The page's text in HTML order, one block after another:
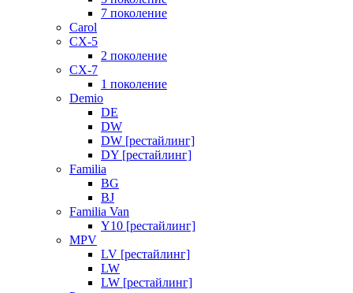
7 поколение
Carol
CX-5
2 поколение
CX-7
1 поколение
Demio
DE
DW
DW [рестайлинг]
DY [рестайлинг]
Familia
BG
BJ
Familia Van
Y10 [рестайлинг]
MPV
LV [рестайлинг]
LW
LW [рестайлинг]